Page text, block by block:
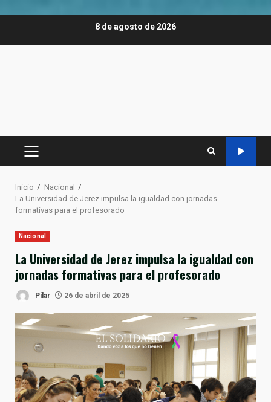
8 de agosto de 2026
MENÚ
Inicio
Nacional
La Universidad de Jerez impulsa la igualdad con jornadas
formativas para el profesorado
Nacional
La Universidad de Jerez impulsa la igualdad con
jornadas formativas para el profesorado
Pilar 26 de abril de 2025